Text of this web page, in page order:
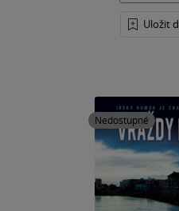
Uložit
Nedostupné